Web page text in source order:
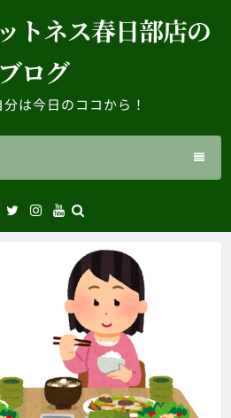
トネス春日部店の
ブログ
は今日のココから！
TwitterInstagram
YouTube